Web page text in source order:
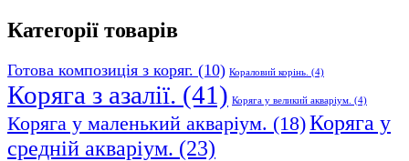
₴570.00.
₴450.00.
Категорії товарів
Готова композиція з коряг. (10) Кораловий корінь. (4)
Коряга з азалії. (41) Коряга у великий акваріум. (4)
Коряга у маленький акваріум. (18)Коряга у
средній акваріум. (23)